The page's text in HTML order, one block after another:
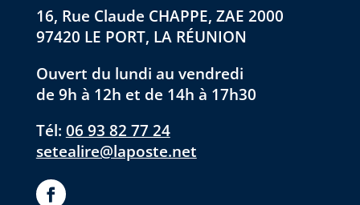
16, Rue Claude CHAPPE, ZAE 2000
97420 LE PORT, LA RÉUNION
Ouvert du lundi au vendredi
de 9h à 12h et de 14h à 17h30
Tél: 06 93 82 77 24
setealire@laposte.net